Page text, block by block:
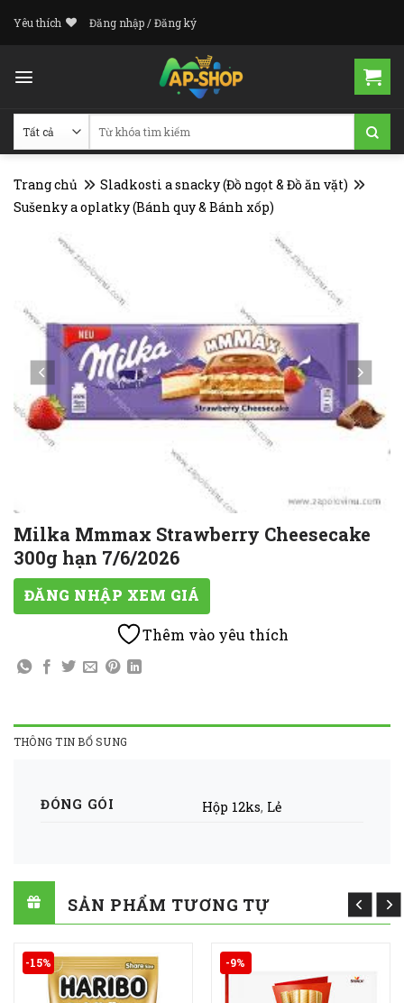
Yêu thích Đăng nhập / Đăng ký
Trang chủ
Sladkosti a snacky (Đồ ngọt & Đồ ăn vặt)
Sušenky a oplatky (Bánh quy & Bánh xốp)
Milka Mmmax Strawberry Cheesecake
300g hạn 7/6/2026
ĐĂNG NHẬP XEM GIÁ
Thêm vào yêu thích
THÔNG TIN BỔ SUNG
ĐÓNG GÓI Hộp 12ks, Lẻ
SẢN PHẨM TƯƠNG TỰ
-15% -9%